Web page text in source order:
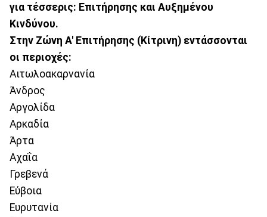
για τέσσερις: Επιτήρησης και Αυξημένου
Κινδύνου.
Στην Ζώνη Α' Επιτήρησης (Κίτρινη) εντάσσονται
οι περιοχές:
Αιτωλοακαρνανία
Άνδρος
Αργολίδα
Αρκαδία
Άρτα
Αχαΐα
Γρεβενά
Εύβοια
Ευρυτανία